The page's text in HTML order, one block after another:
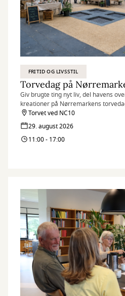
FRITID OG LIVSSTIL
Giv brugte ting nyt liv, del havens
kreationer på Nørremarkens
Torvet ved NC10
29. august 2026
11:00 - 17:00